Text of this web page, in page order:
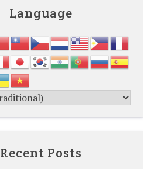
Language
Recent Posts